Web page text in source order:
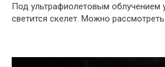
Под ультрафиолетовым облучением
светится скелет. Можно